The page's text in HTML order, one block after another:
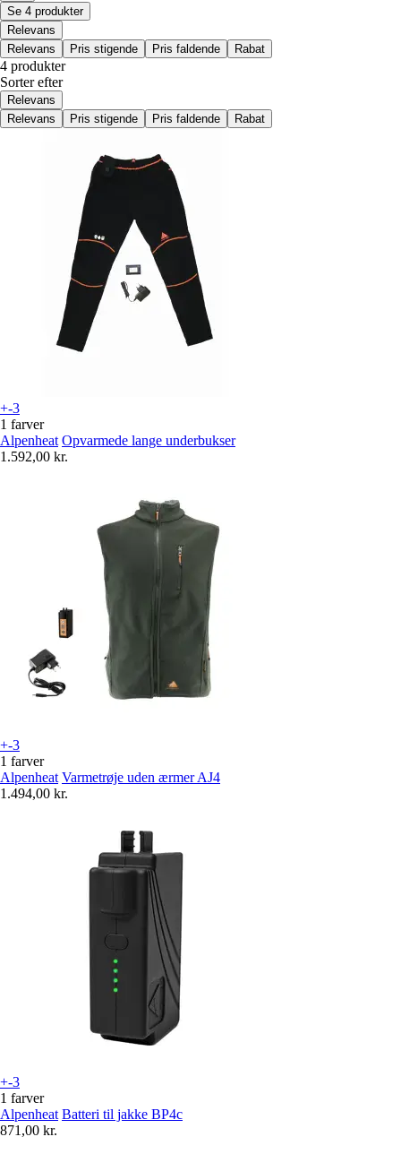
Se 4 produkter
Relevans
Relevans
Pris stigende Pris faldende Rabat
4 produkter
Sorter efter
Relevans
Relevans
Pris stigende Pris faldende Rabat
+-3
1 farver
Alpenheat Opvarmede lange underbukser
1.592,00 kr.
+-3
1 farver
Alpenheat Varmetrøje uden ærmer AJ4
1.494,00 kr.
+-3
1 farver
Alpenheat Batteri til jakke BP4c
871,00 kr.